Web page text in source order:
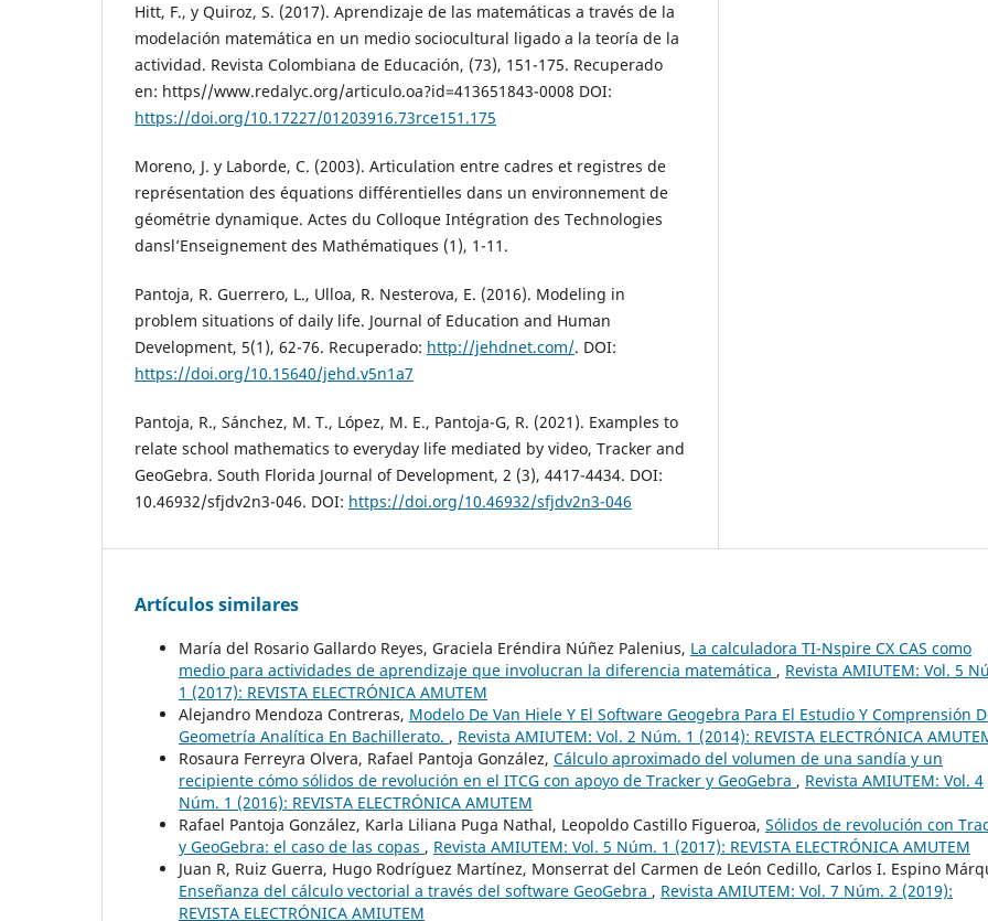
Hitt, F., y Quiroz, S. (2017). Aprendizaje de las matemáticas a través de la
modelación matemática en un medio sociocultural ligado a la teoría de la
actividad. Revista Colombiana de Educación, (73), 151-175. Recuperado
en: https//www.redalyc.org/articulo.oa?id=413651843-0008 DOI:
https://doi.org/10.17227/01203916.73rce151.175
Moreno, J. y Laborde, C. (2003). Articulation entre cadres et registres de
représentation des équations différentielles dans un environnement de
géométrie dynamique. Actes du Colloque Intégration des Technologies
dansl’Enseignement des Mathématiques (1), 1-11.
Pantoja, R. Guerrero, L., Ulloa, R. Nesterova, E. (2016). Modeling in
problem situations of daily life. Journal of Education and Human
Development, 5(1), 62-76. Recuperado: http://jehdnet.com/. DOI:
https://doi.org/10.15640/jehd.v5n1a7
Pantoja, R., Sánchez, M. T., López, M. E., Pantoja-G, R. (2021). Examples to
relate school mathematics to everyday life mediated by video, Tracker and
GeoGebra. South Florida Journal of Development, 2 (3), 4417-4434. DOI:
10.46932/sfjdv2n3-046. DOI: https://doi.org/10.46932/sfjdv2n3-046
Artículos similares
María del Rosario Gallardo Reyes, Graciela Eréndira Núñez Palenius, La calculadora TI-Nspire CX CAS como
medio para actividades de aprendizaje que involucran la diferencia matemática , Revista AMIUTEM: Vol. 5
1 (2017): REVISTA ELECTRÓNICA AMUTEM
Alejandro Mendoza Contreras, Modelo De Van Hiele Y El Software Geogebra Para El Estudio Y Comprensión
Geometría Analítica En Bachillerato. , Revista AMIUTEM: Vol. 2 Núm. 1 (2014): REVISTA ELECTRÓNICA
Rosaura Ferreyra Olvera, Rafael Pantoja González, Cálculo aproximado del volumen de una sandía y un
recipiente cómo sólidos de revolución en el ITCG con apoyo de Tracker y GeoGebra , Revista AMIUTEM: Vol. 4
Núm. 1 (2016): REVISTA ELECTRÓNICA AMUTEM
Rafael Pantoja González, Karla Liliana Puga Nathal, Leopoldo Castillo Figueroa, Sólidos de revolución con
y GeoGebra: el caso de las copas , Revista AMIUTEM: Vol. 5 Núm. 1 (2017): REVISTA ELECTRÓNICA AMUTEM
Juan R, Ruiz Guerra, Hugo Rodríguez Martínez, Monserrat del Carmen de León Cedillo, Carlos I. Espino
Enseñanza del cálculo vectorial a través del software GeoGebra , Revista AMIUTEM: Vol. 7 Núm. 2 (2019):
REVISTA ELECTRÓNICA AMIUTEM